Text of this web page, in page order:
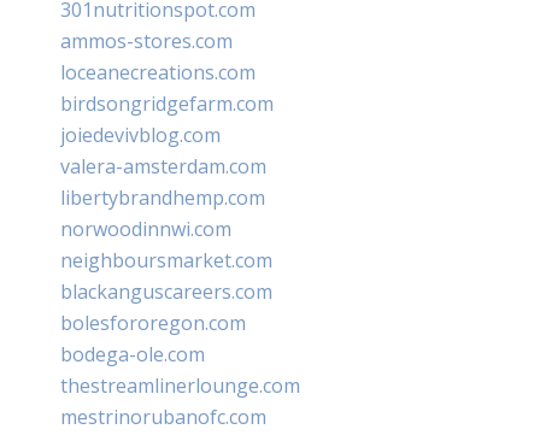
301nutritionspot.com
ammos-stores.com
loceanecreations.com
birdsongridgefarm.com
joiedevivblog.com
valera-amsterdam.com
libertybrandhemp.com
norwoodinnwi.com
neighboursmarket.com
blackanguscareers.com
bolesfororegon.com
bodega-ole.com
thestreamlinerlounge.com
mestrinorubanofc.com